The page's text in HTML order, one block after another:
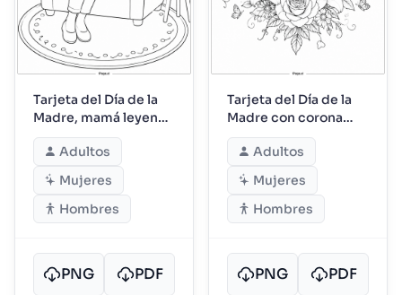
Tarjeta del Día de la
Madre, mamá leyendo
un libro de cuentos
Adultos
Mujeres
Hombres
PNG PDF
Tarjeta del Día de la
Madre con corona
floral en forma de
corazón
Adultos
Mujeres
Hombres
PNG PDF